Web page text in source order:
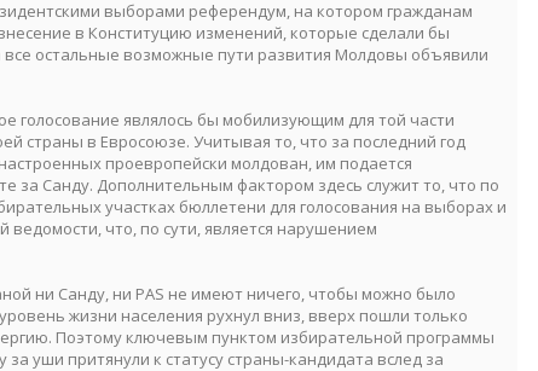
выборами референдум, на котором гражданам
в Конституцию изменений, которые сделали бы
остальные возможные пути развития Молдовы объявили
голосование являлось бы мобилизующим для той части
страны в Евросоюзе. Учитывая то, что за последний год
проевропейски молдован, им подается
за Санду. Дополнительным фактором здесь служит то, что по
участках бюллетени для голосования на выборах и
что, по сути, является нарушением
ни Санду, ни PAS не имеют ничего, чтобы можно было
жизни населения рухнул вниз, вверх пошли только
Поэтому ключевым пунктом избирательной программы
уши притянули к статусу страны-кандидата вслед за